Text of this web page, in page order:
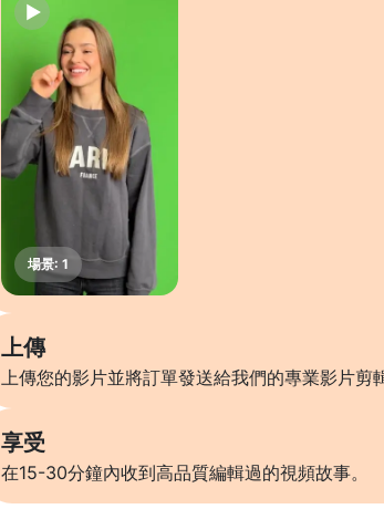
上傳
上傳您的影片並將訂單發送給我們的專業影片剪
享受
在15-30分鐘內收到高品質編輯過的視頻故事。